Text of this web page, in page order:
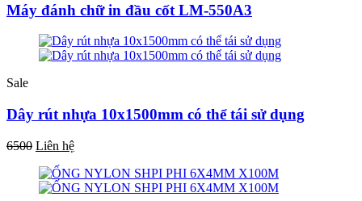
Máy đánh chữ in đầu cốt LM-550A3
Sale
Dây rút nhựa 10x1500mm có thể tái sử dụng
6500 Liên hệ